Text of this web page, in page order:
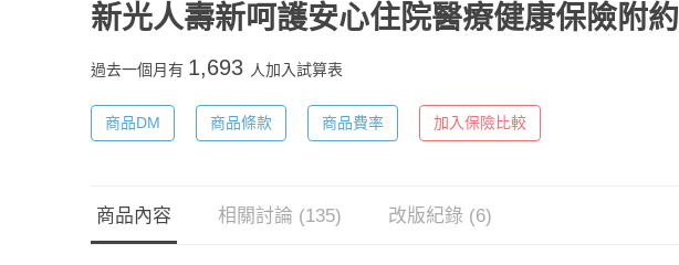
新光人壽新呵護安心住院醫療健康保險附約
過去一個月有 1,693 人加入試算表
商品DM 商品條款 商品費率 加入保險比較
商品內容 相關討論 (135) 改版紀錄 (6)